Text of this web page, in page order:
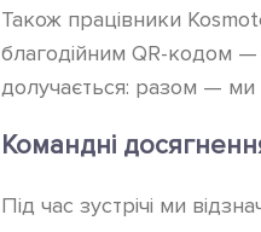
Також працівники
благодійним QR-кодом
долучається: разом — ми
Командні
Під час зустрічі ми